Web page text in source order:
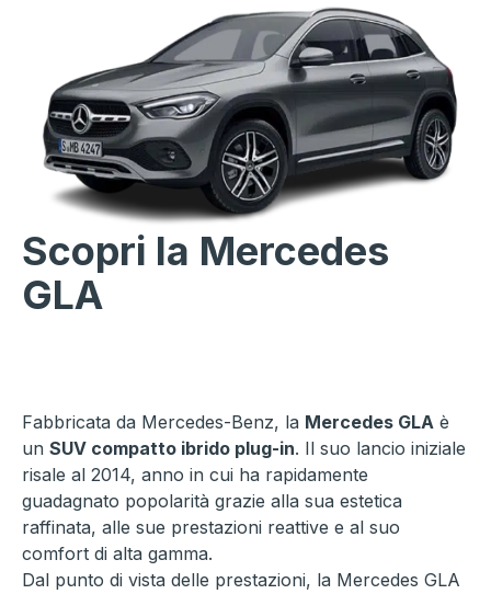
Scopri la Mercedes
GLA
Fabbricata da Mercedes-Benz, la Mercedes GLA è
un SUV compatto ibrido plug-in. Il suo lancio iniziale
risale al 2014, anno in cui ha rapidamente
guadagnato popolarità grazie alla sua estetica
raffinata, alle sue prestazioni reattive e al suo
comfort di alta gamma.
Dal punto di vista delle prestazioni, la Mercedes GLA